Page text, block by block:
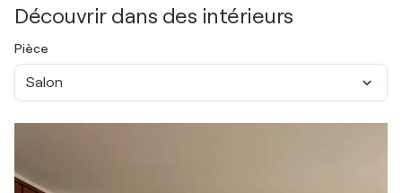
Découvrir dans des intérieurs
Pièce
Salon